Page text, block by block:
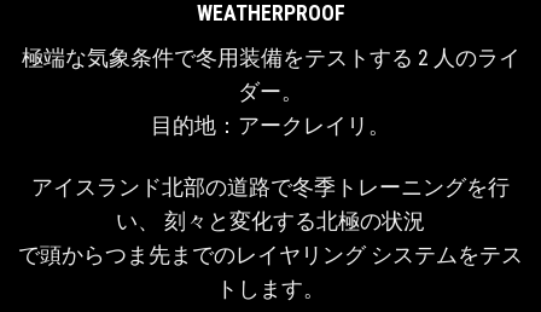
WEATHERPROOF
極端な気象条件で冬用装備をテストする 2 人のライ
ダー。
目的地：アークレイリ。
アイスランド北部の道路で冬季トレーニングを行
い、 刻々と変化する北極の状況
で頭からつま先までのレイヤリング システムをテス
トします。